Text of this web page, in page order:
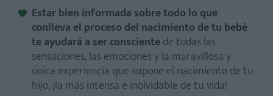
Estar bien informada sobre todo lo que
conlleva el proceso del nacimiento de tu bebé
te ayudará a ser conscientede todas las
sensaciones, las emociones y la maravillosa y
única experiencia que supone el nacimiento de tu
hijo, ¡la más intensa e inolvidable de tu vida!